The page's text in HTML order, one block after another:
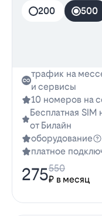
200
500
трафик на
и сервисы
10 номеров на
Бесплатная SIM
от Билайн
оборудование
платное
275₽ в месяц
550